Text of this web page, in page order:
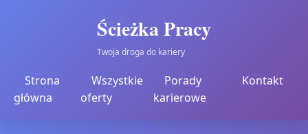
Ścieżka Pracy
Twoja droga do kariery
Strona
główna
Wszystkie
oferty
Porady
karierowe
Kontakt